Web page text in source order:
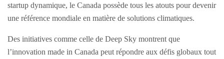
startup dynamique, le Canada possède tous les atouts pour devenir
une référence mondiale en matière de solutions climatiques.
Des initiatives comme celle de Deep Sky montrent que
l’innovation made in Canada peut répondre aux défis globaux tout